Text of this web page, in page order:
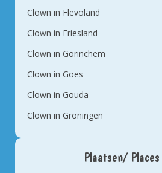
Clown in Flevoland
Clown in Friesland
Clown in Gorinchem
Clown in Goes
Clown in Gouda
Clown in Groningen
Plaatsen/